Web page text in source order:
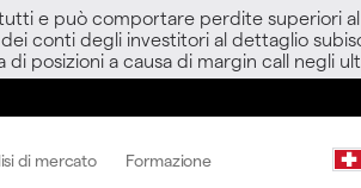
e può comportare perdite superiori
conti degli investitori al dettaglio
posizioni a causa di margin call negli
di mercato Formazione